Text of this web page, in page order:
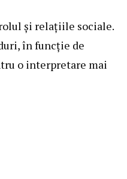
și relațiile sociale.
în funcție de
o interpretare mai